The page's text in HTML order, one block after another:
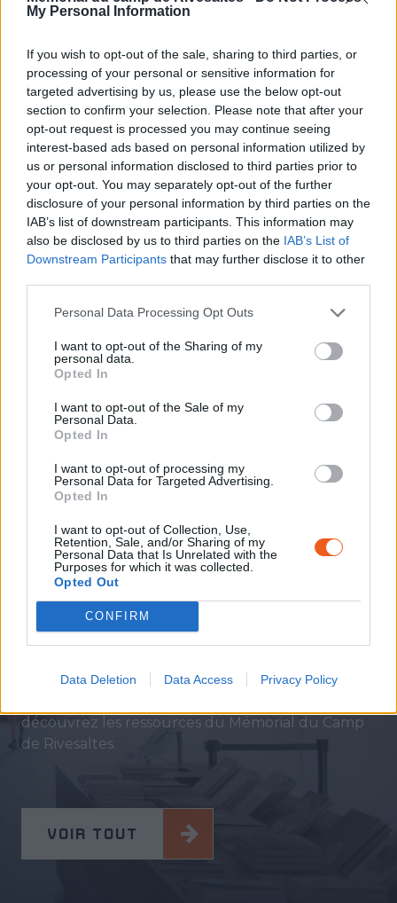
My Personal Information
If you wish to opt-out of the sale, sharing to third parties, or
processing of your personal or sensitive information for
targeted advertising by us, please use the below opt-out
section to confirm your selection. Please note that after your
opt-out request is processed you may continue seeing
interest-based ads based on personal information utilized by
us or personal information disclosed to third parties prior to
your opt-out. You may separately opt-out of the further
disclosure of your personal information by third parties on the
IAB’s list of downstream participants. This information may
also be disclosed by us to third parties on the IAB’s List of
Downstream Participants that may further disclose it to other
Personal Data Processing Opt Outs
I want to opt-out of the Sharing of my
personal data.
Opted In
I want to opt-out of the Sale of my
Personal Data.
Opted In
I want to opt-out of processing my
Personal Data for Targeted Advertising.
Opted In
I want to opt-out of Collection, Use,
Retention, Sale, and/or Sharing of my
Personal Data that Is Unrelated with the
Purposes for which it was collected.
Opted Out
CONFIRM
Data Deletion Data Access Privacy Policy
catalane)
Télécharger les corrections du Mémo du
Mémo (version catalane) A VENIR
Voir la ressource
précédente
Voir la ressource
suivante
Newsletter
Restez informé et recevez tous les mois la
programmation et les actualités du
Mémorial.
S'INSCRIRE
Ressources
Témoignages de l’exposition
pédagogiques sont à votre disposition.
découvrez les ressources du Mémorial du Camp
de Rivesaltes.
VOIR TOUT